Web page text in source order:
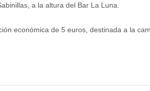
a la altura del Bar La Luna.
económica de 5 euros, destinada a la